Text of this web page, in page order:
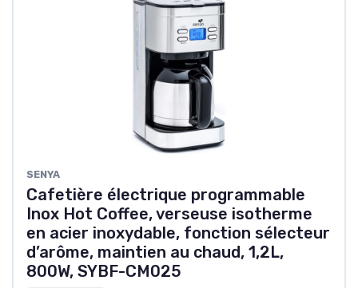
‎SENYA
Cafetière électrique programmable
Inox Hot Coffee, verseuse isotherme
en acier inoxydable, fonction sélecteur
d’arôme, maintien au chaud, 1,2L,
800W, SYBF-CM025